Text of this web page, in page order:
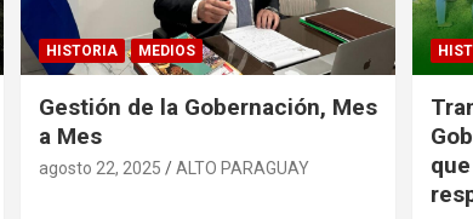
HISTORIA MEDIOS
Gestión de la Gobernación, Mes
a Mes
agosto 22, 2025 ALTO PARAGUAY